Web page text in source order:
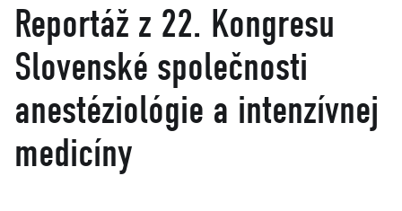
Reportáž z 22. Kongresu
Slovenské společnosti
anestéziológie a intenzívnej
medicíny